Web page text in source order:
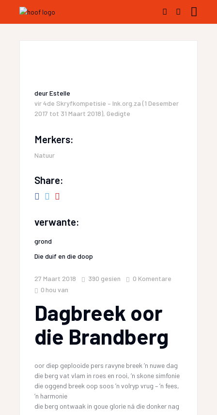
deurEstelle
vir4de Skryfkompetisie – Ink.org.za (1 Desember
2017 tot 31 Maart 2018), Gedigte
Merkers:
Natuur
Share:
verwante:
grond
Die duif en die doop
27 Maart 2018 390 gesien
0 Komentare
0 hou van
Dagbreek oor
die Brandberg
oor diep geplooide pers ravyne breek ‘n nuwe dag
die berg vat vlam in roes en rooi, ‘n skone simfonie
die oggend breek oop soos ‘n volryp vrug – ‘n fees,
‘n harmonie
die berg ontwaak in goue glorie ná die donker nag